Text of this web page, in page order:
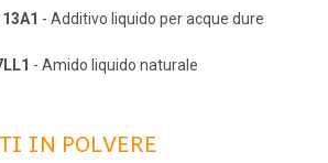
- Additivo liquido per acque dure
- Amido liquido naturale
IN POLVERE